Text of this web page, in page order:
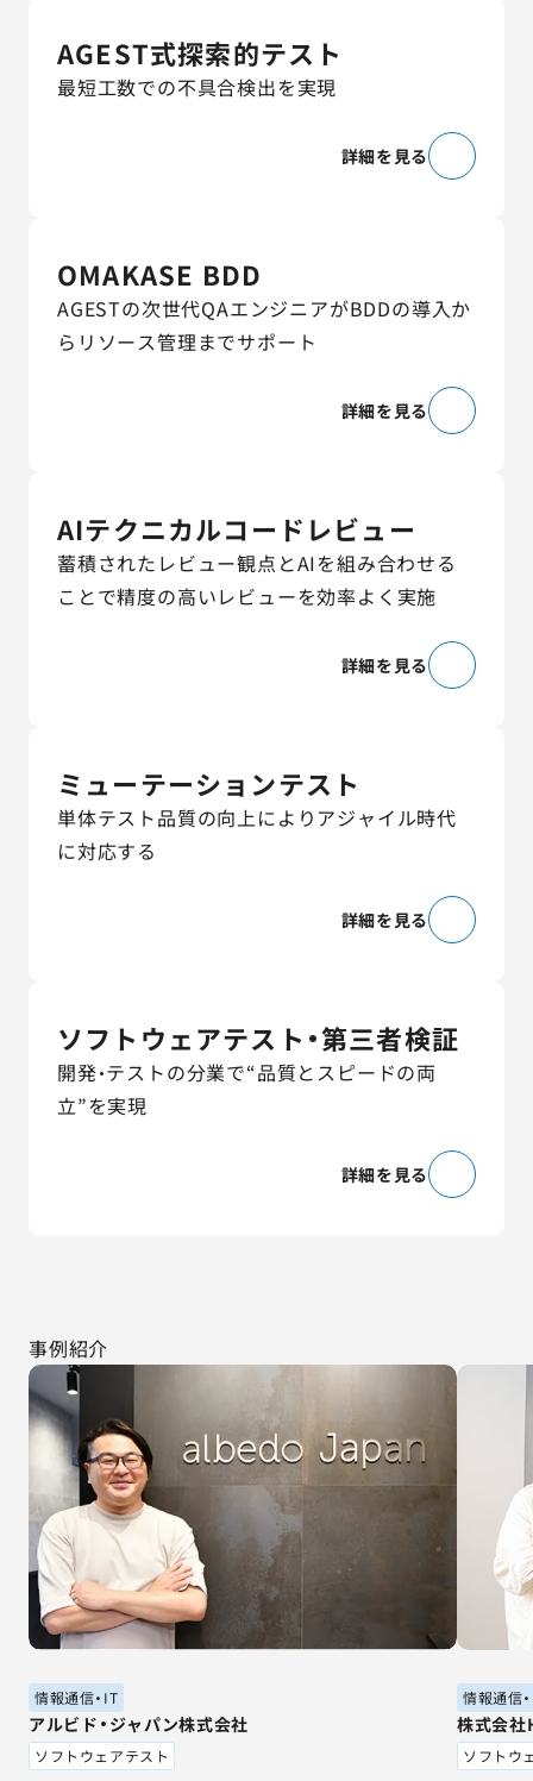
AGEST式探索的テスト
最短工数での不具合検出を実現
詳細を見る
OMAKASE BDD
AGESTの次世代QAエンジニアがBDDの導入か
らリソース管理までサポート
詳細を見る
AIテクニカルコードレビュー
蓄積されたレビュー観点とAIを組み合わせる
ことで精度の高いレビューを効率よく実施
詳細を見る
ミューテーションテスト
単体テスト品質の向上によりアジャイル時代
に対応する
詳細を見る
ソフトウェアテスト・第三者検証
開発・テストの分業で“品質とスピードの両
立”を実現
詳細を見る
事例紹介
情報通信・IT
アルビド・ジャパン株式会社
ソフトウェアテスト
情報通信
株式会
ソフトウ